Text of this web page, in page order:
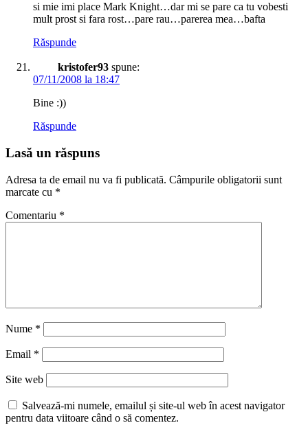
si mie imi place Mark Knight…dar mi se pare ca tu vobesti
mult prost si fara rost…pare rau…parerea mea…bafta
Răspunde
kristofer93 spune:
07/11/2008 la 18:47
Bine :))
Răspunde
Lasă un răspuns
Adresa ta de email nu va fi publicată. Câmpurile obligatorii sunt
marcate cu *
Comentariu *
Nume *
Email *
Site web
Salvează-mi numele, emailul și site-ul web în acest navigator
pentru data viitoare când o să comentez.